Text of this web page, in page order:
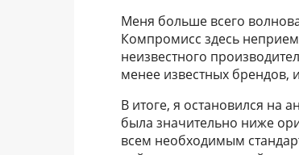
Меня больше всего
Компромисс здесь
неизвестного
менее известных
В итоге, я остановился на
была значительно ниже
всем необходимым